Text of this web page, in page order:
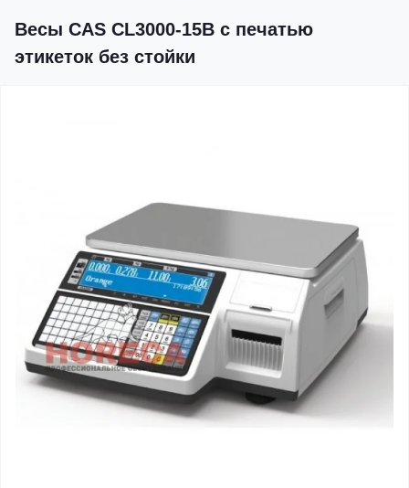
Весы CAS CL3000-15B с печатью
этикеток без стойки